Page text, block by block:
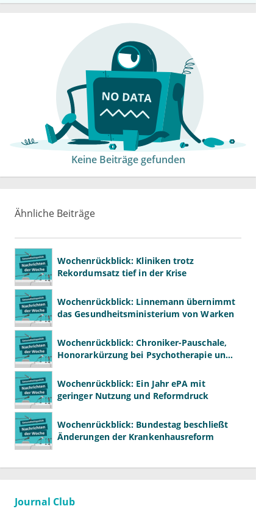
Keine Beiträge gefunden
Ähnliche Beiträge
Wochenrückblick: Kliniken trotz
Rekordumsatz tief in der Krise
Wochenrückblick: Linnemann übernimmt
das Gesundheitsministerium von Warken
Wochenrückblick: Chroniker-Pauschale,
Honorarkürzung bei Psychotherapie und
Wochenrückblick: Ein Jahr ePA mit
geringer Nutzung und Reformdruck
Wochenrückblick: Bundestag beschließt
Änderungen der Krankenhausreform
Journal Club